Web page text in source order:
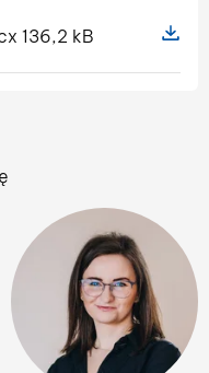
pliku
136,2 kB